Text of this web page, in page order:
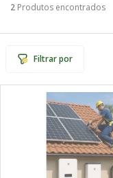
2 Produtos encontrados
Filtrar por